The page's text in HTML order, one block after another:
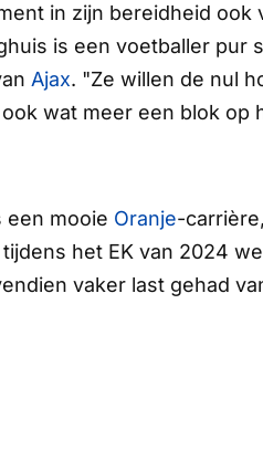
in zijn bereidheid ook
is een voetballer pur
Ajax. "Ze willen de nul
wat meer een blok op
een mooie Oranje-
het EK van 2024
vaker last gehad